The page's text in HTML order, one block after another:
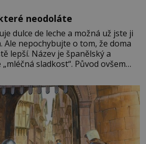
neodoláte
dulce de leche a možná už jste ji
Ale nepochybujte o tom, že doma
lepší. Název je španělský a
sladkost“. Původ ovšem
zemí a k tomu